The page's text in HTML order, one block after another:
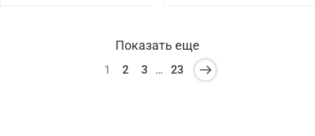
Показать еще
1 2 3 … 23